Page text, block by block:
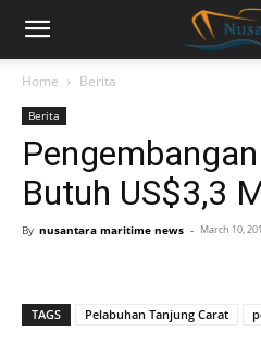
Home Berita
Berita
Butuh US$3,3
By nusantara maritime news - March 10,
TAGS Pelabuhan Tanjung Carat